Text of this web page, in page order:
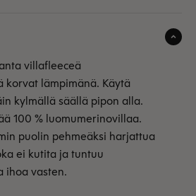
villafleeceä
korvat lämpimänä. Käytä
kylmällä säällä pipon alla.
100 % luomumerinovillaa.
puolin pehmeäksi harjattua
ei kutita ja tuntuu
ihoa vasten.